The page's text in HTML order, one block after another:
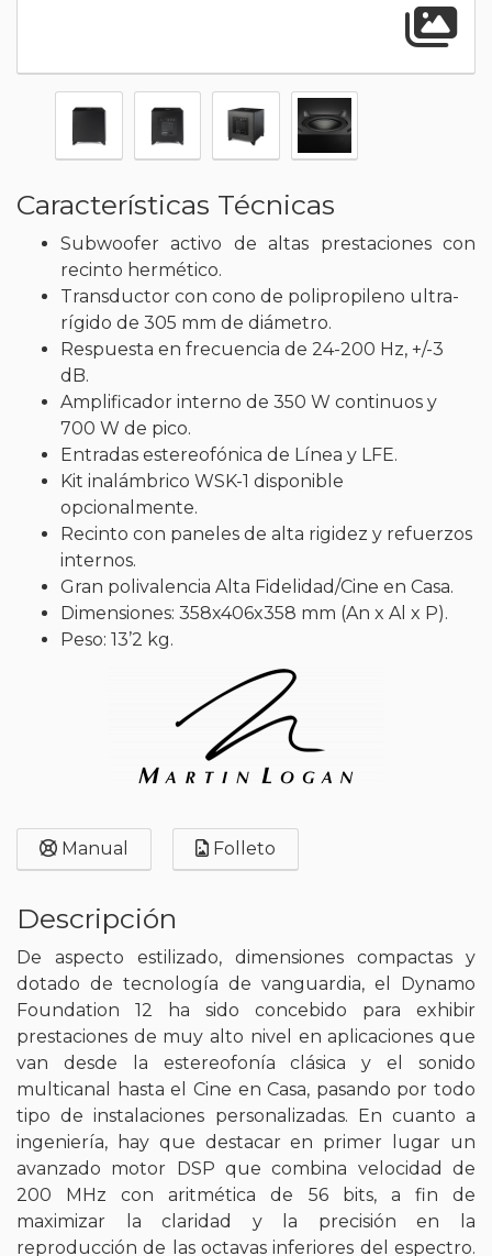
Características Técnicas
Subwoofer activo de altas prestaciones con
recinto hermético.
Transductor con cono de polipropileno ultra-
rígido de 305 mm de diámetro.
Respuesta en frecuencia de 24-200 Hz, +/-3
dB.
Amplificador interno de 350 W continuos y
700 W de pico.
Entradas estereofónica de Línea y LFE.
Kit inalámbrico WSK-1 disponible
opcionalmente.
Recinto con paneles de alta rigidez y refuerzos
internos.
Gran polivalencia Alta Fidelidad/Cine en Casa.
Dimensiones: 358x406x358 mm (An x Al x P).
Peso: 13’2 kg.
Manual Folleto
Descripción
De aspecto estilizado, dimensiones compactas y
dotado de tecnología de vanguardia, el Dynamo
Foundation 12 ha sido concebido para exhibir
prestaciones de muy alto nivel en aplicaciones que
van desde la estereofonía clásica y el sonido
multicanal hasta el Cine en Casa, pasando por todo
tipo de instalaciones personalizadas. En cuanto a
ingeniería, hay que destacar en primer lugar un
avanzado motor DSP que combina velocidad de
200 MHz con aritmética de 56 bits, a fin de
maximizar la claridad y la precisión en la
reproducción de las octavas inferiores del espectro.